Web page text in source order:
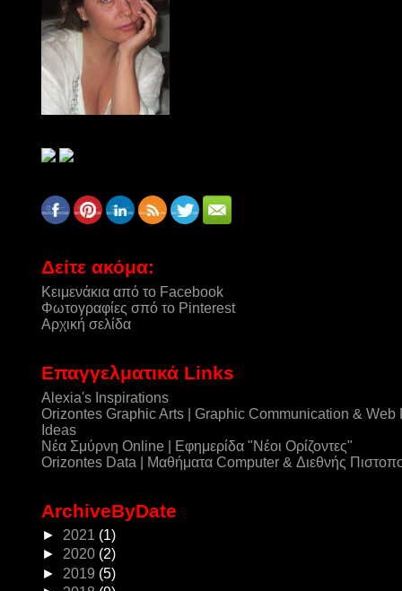
Δείτε ακόμα:
Κειμενάκια από το Facebook
Φωτογραφίες σπό το Pinterest
Αρχική σελίδα
Επαγγελματικά Links
Alexia's Inspirations
Orizontes Graphic Arts | Graphic Communication & Web
Ideas
Νέα Σμύρνη Online | Εφημερίδα "Νέοι Ορίζοντες"
Orizontes Data | Μαθήματα Computer & Διεθνής
ArchiveByDate
► 2021 (1)
► 2020 (2)
► 2019 (5)